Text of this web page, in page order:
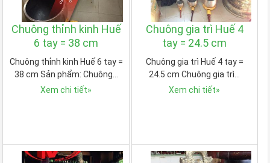
Chuông thỉnh kinh Huế
6 tay = 38 cm
Chuông thỉnh kinh Huế 6 tay =
38 cm Sản phẩm: Chuông…
Xem chi tiết»
Chuông gia trì Huế 4
tay = 24.5 cm
Chuông gia trì Huế 4 tay =
24.5 cm Chuông gia trì…
Xem chi tiết»